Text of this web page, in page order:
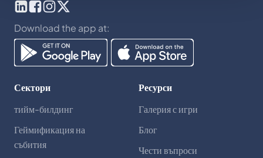
Download the app at:
Сектори
тийм-билдинг
Геймификация на
събития
Ресурси
Галерия с игри
Блог
Чести въпроси